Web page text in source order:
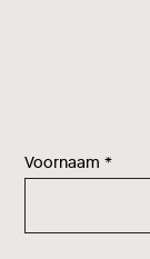
Voornaam *